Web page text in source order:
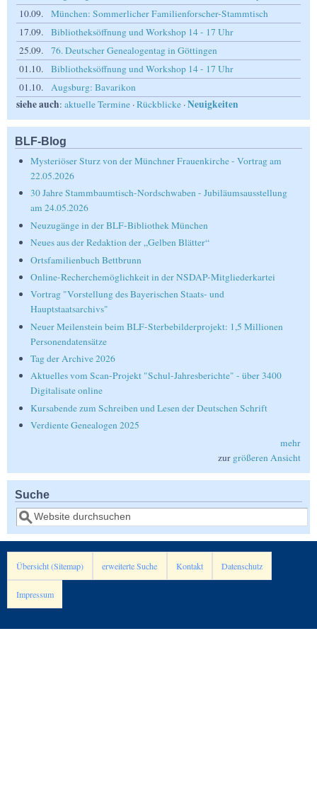
10.09.
München: Sommerlicher Familienforscher-Stammtisch
17.09.
Bibliotheksöffnung und Workshop 14 - 17 Uhr
25.09.
76. Deutscher Genealogentag in Göttingen
01.10.
Bibliotheksöffnung und Workshop 14 - 17 Uhr
01.10.
Augsburg: Bavarikon
siehe auch: aktuelle Termine ·Rückblicke ·Neuigkeiten
BLF-Blog
Mysteriöser Sturz von der Münchner Frauenkirche - Vortrag am
22.05.2026
30 Jahre Stammbaumtisch-Nordschwaben - Jubiläumsausstellung
am 24.05.2026
Neuzugänge in der BLF-Bibliothek München
Neues aus der Redaktion der „Gelben Blätter“
Ortsfamilienbuch Bettbrunn
Online-Recherchemöglichkeit in der NSDAP-Mitgliederkartei
Vortrag "Vorstellung des Bayerischen Staats- und
Hauptstaatsarchivs"
Neuer Meilenstein beim BLF-Sterbebilderprojekt: 1,5 Millionen
Personendatensätze
Tag der Archive 2026
Aktuelles vom Scan-Projekt "Schul-Jahresberichte" - über 3400
Digitalisate online
Kursabende zum Schreiben und Lesen der Deutschen Schrift
Verdiente Genealogen 2025
mehr
zur größeren Ansicht
Suche
Suche
Übersicht (Sitemap) erweiterte Suche Kontakt Datenschutz
Impressum